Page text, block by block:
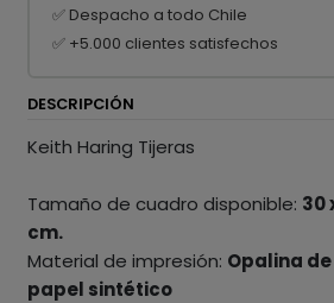
✅ Despacho a todo Chile
✅ +5.000 clientes satisfechos
DESCRIPCIÓN
Keith Haring Tijeras
Tamaño de cuadro disponible: 30
cm.
Material de impresión: Opalina
papel sintético